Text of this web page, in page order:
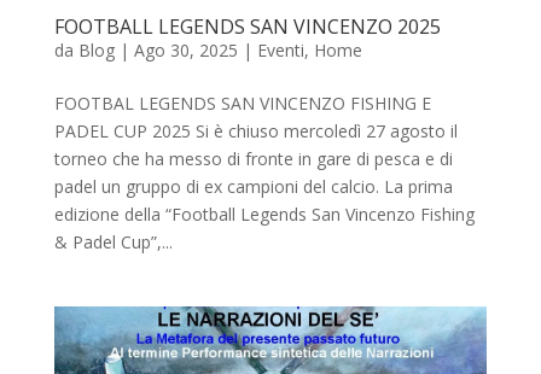
FOOTBALL LEGENDS SAN VINCENZO 2025
da Blog| Ago 30, 2025 | Eventi, Home
FOOTBAL LEGENDS SAN VINCENZO FISHING E
PADEL CUP 2025 Si è chiuso mercoledì 27 agosto il
torneo che ha messo di fronte in gare di pesca e di
padel un gruppo di ex campioni del calcio. La prima
edizione della “Football Legends San Vincenzo Fishing
& Padel Cup”,...